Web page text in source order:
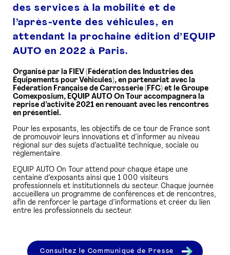
des services à la mobilité et de
l’après-vente des véhicules, en
attendant la prochaine édition d’EQUIP
AUTO en 2022 à Paris.
Organisé par la FIEV (Fédération des Industries des
Équipements pour Véhicules), en partenariat avec la
Fédération Française de Carrosserie (FFC) et le Groupe
Comexposium, EQUIP AUTO On Tour accompagnera la
reprise d’activité 2021 en renouant avec les rencontres
en présentiel.
Pour les exposants, les objectifs de ce tour de France sont
de promouvoir leurs innovations et d’informer au niveau
régional sur des sujets d’actualité technique, sociale ou
réglementaire.
EQUIP AUTO On Tour attend pour chaque étape une
centaine d’exposants ainsi que 1 000 visiteurs
professionnels et institutionnels du secteur. Chaque journée
accueillera un programme de conférences et de rencontres,
afin de renforcer le partage d’informations et créer du lien
entre les professionnels du secteur.
Consultez le Communiqué de Presse